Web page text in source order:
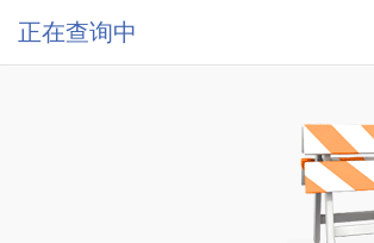
正在查询中